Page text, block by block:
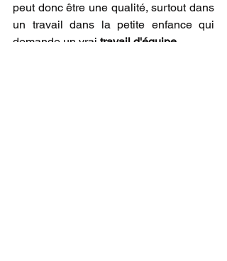
peut donc être une qualité, surtout dans
un travail dans la petite enfance qui
demande un vrai travail d'équipe.